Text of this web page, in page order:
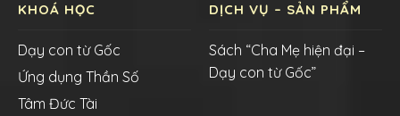
KHOÁ HỌC
Dạy con từ Gốc
Ứng dụng Thần Số
Tâm Đức Tài
DỊCH VỤ – SẢN PHẨM
Sách “Cha Mẹ hiện đại –
Dạy con từ Gốc”